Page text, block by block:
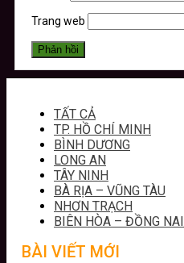
Trang web
TẤT CẢ
TP. HỒ CHÍ MINH
BÌNH DƯƠNG
LONG AN
TÂY NINH
BÀ RỊA – VŨNG TÀU
NHƠN TRẠCH
BIÊN HÒA – ĐỒNG NAI
BÀI VIẾT MỚI